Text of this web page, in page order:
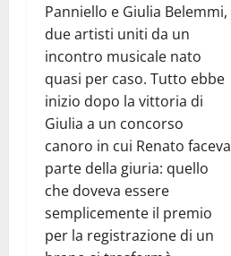
Panniello e Giulia Belemmi,
due artisti uniti da un
incontro musicale nato
quasi per caso. Tutto ebbe
inizio dopo la vittoria di
Giulia a un concorso
canoro in cui Renato faceva
parte della giuria: quello
che doveva essere
semplicemente il premio
per la registrazione di un